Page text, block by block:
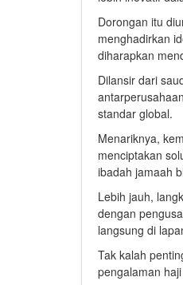
Dorongan itu
menghadirkan
diharapkan
Dilansir dari
standar global.
Menariknya,
menciptakan
ibadah jamaah
Lebih jauh,
dengan
langsung di
Tak kalah
pengalaman